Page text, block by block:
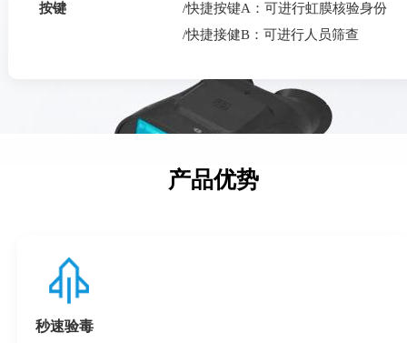
按键
/快捷按键A：可进行虹膜核验身份
/快捷接健B：可进行人员筛查
产品优势
秒速验毒